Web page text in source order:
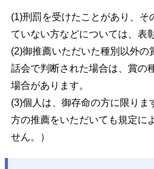
(1)刑罰を受けたことがあり、そ
ていない方などについては、表
(2)御推薦いただいた種別以外の
話会で判断された場合は、賞の
場合があります。
(3)個人は、御存命の方に限りま
方の推薦をいただいても規定に
せん。）